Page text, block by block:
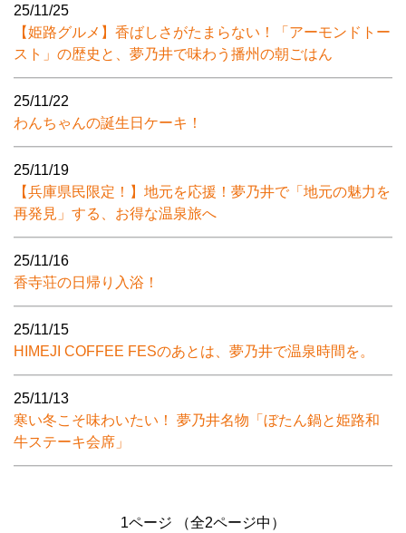
25/11/25
【姫路グルメ】香ばしさがたまらない！「アーモンドトー
スト」の歴史と、夢乃井で味わう播州の朝ごはん
25/11/22
わんちゃんの誕生日ケーキ！
25/11/19
【兵庫県民限定！】地元を応援！夢乃井で「地元の魅力を
再発見」する、お得な温泉旅へ
25/11/16
香寺荘の日帰り入浴！
25/11/15
HIMEJI COFFEE FESのあとは、夢乃井で温泉時間を。
25/11/13
寒い冬こそ味わいたい！ 夢乃井名物「ぼたん鍋と姫路和
牛ステーキ会席」
1ページ （全2ページ中）